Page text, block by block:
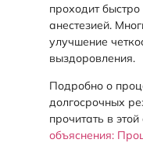
проходит
анестезией.
улучшение
выздоровления.
Подробно о
долгосрочных
прочитать в этой
объяснения: